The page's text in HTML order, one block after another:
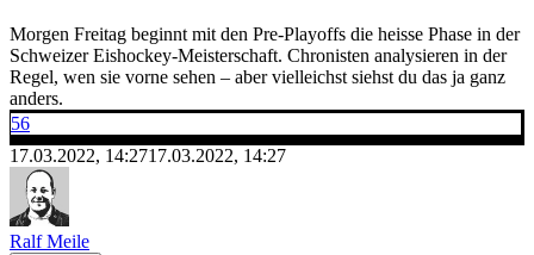
Morgen Freitag beginnt mit den Pre-Playoffs die heisse Phase in der
Schweizer Eishockey-Meisterschaft. Chronisten analysieren in der
Regel, wen sie vorne sehen – aber vielleichst siehst du das ja ganz
anders.
56
17.03.2022, 14:2717.03.2022, 14:27
Ralf Meile